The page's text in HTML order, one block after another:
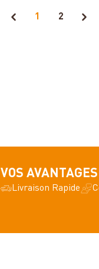
1 2
VOS AVANTAGES
Livraison Rapide